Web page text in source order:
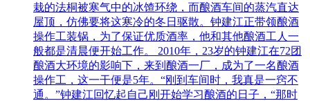
栽的法桐被寒气中的冰馇环绕，而酿酒车间的蒸汽直达
屋顶，仿佛要将这寒冷的冬日驱散。钟建江正带领酿酒
操作工装锅，为了保证优质酒率，他和其他酿酒工人一
般都是清晨便开始工作。 2010年，23岁的钟建江在72团
酿酒大环境的影响下，来到酿酒一厂，成为了一名酿酒
操作工，这一干便是5年。“刚到车间时，我真是一窍不
通。”钟建江回忆起自己刚开始学习酿酒的日子，“那时